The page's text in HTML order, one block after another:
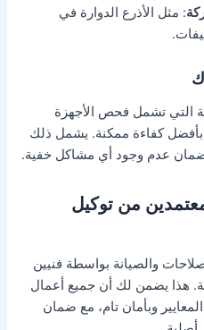
: مثل الأذرع الدوارة في
التي تشمل فحص الأجهزة
بأفضل كفاءة ممكنة. يشمل ذلك
عدم وجود أي مشاكل خفية.
من توكيل
والصيانة بواسطة فنيين
هذا يضمن لك أن جميع أعمال
وبأمان تام، مع ضمان